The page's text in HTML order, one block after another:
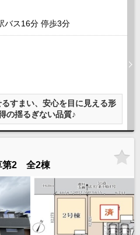
バス16分 停歩3分
すまい、安心を目に見える形
の揺るぎない品質♪
第2 全2棟